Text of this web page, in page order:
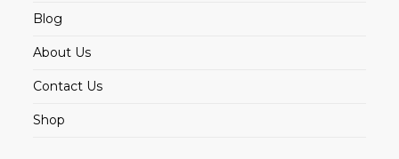
Blog
About Us
Contact Us
Shop